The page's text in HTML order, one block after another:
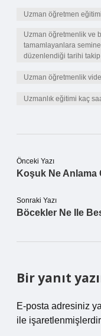
Uzman öğretmen
Uzman öğretmenlik ve
tamamlayanlara
düzenlendiği tarihi
Uzman öğretmenlik
Uzmanlık eğitimi kaç
Önceki Yazı
Koşuk Ne Anlama
Sonraki Yazı
Böcekler Ne Ile
Bir yanıt
E-posta adresiniz
ile işaretlenmişlerdir